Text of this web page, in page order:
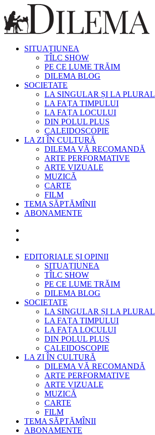
SITUAȚIUNEA
TÎLC SHOW
PE CE LUME TRĂIM
DILEMA BLOG
SOCIETATE
LA SINGULAR ȘI LA PLURAL
LA FAȚA TIMPULUI
LA FAȚA LOCULUI
DIN POLUL PLUS
CALEIDOSCOPIE
LA ZI ÎN CULTURĂ
DILEMA VĂ RECOMANDĂ
ARTE PERFORMATIVE
ARTE VIZUALE
MUZICĂ
CARTE
FILM
TEMA SĂPTĂMÎNII
ABONAMENTE
EDITORIALE ȘI OPINII
SITUAȚIUNEA
TÎLC SHOW
PE CE LUME TRĂIM
DILEMA BLOG
SOCIETATE
LA SINGULAR ȘI LA PLURAL
LA FAȚA TIMPULUI
LA FAȚA LOCULUI
DIN POLUL PLUS
CALEIDOSCOPIE
LA ZI ÎN CULTURĂ
DILEMA VĂ RECOMANDĂ
ARTE PERFORMATIVE
ARTE VIZUALE
MUZICĂ
CARTE
FILM
TEMA SĂPTĂMÎNII
ABONAMENTE